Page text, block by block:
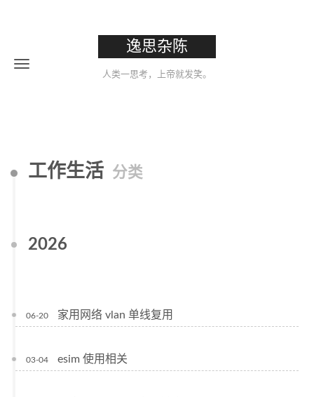
逸思杂陈
人类一思考，上帝就发笑。
工作生活 分类
2026
06-20 家用网络 vlan 单线复用
03-04 esim 使用相关